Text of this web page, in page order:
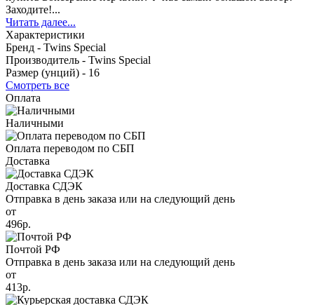
Заходите!...
Читать далее...
Характеристики
Бренд - Twins Special
Производитель - Twins Special
Размер (унций) - 16
Смотреть все
Оплата
Наличными
Оплата переводом по СБП
Доставка
Доставка СДЭК
Отправка в день заказа или на следующий день
от
496р.
Почтой РФ
Отправка в день заказа или на следующий день
от
413р.